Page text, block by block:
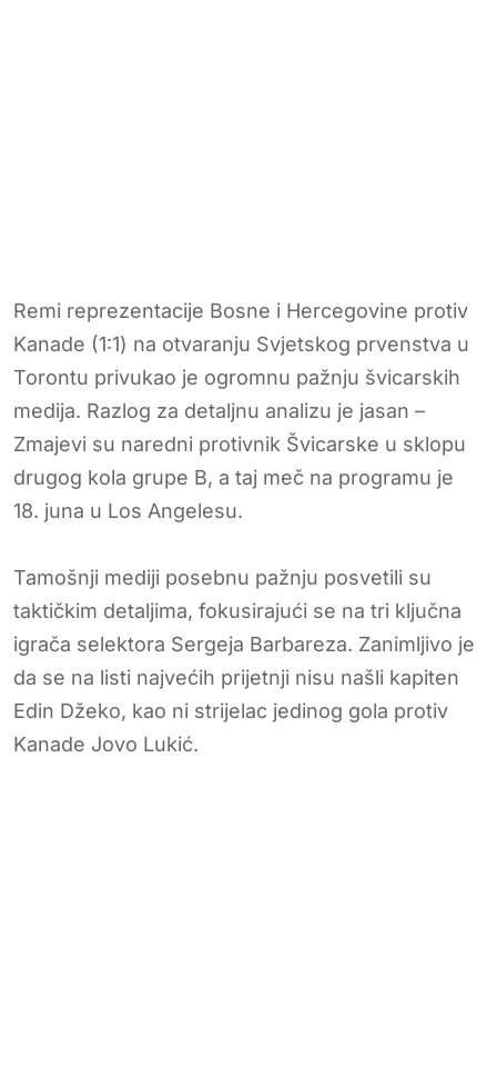
Remi reprezentacije Bosne i Hercegovine protiv
Kanade (1:1) na otvaranju Svjetskog prvenstva u
Torontu privukao je ogromnu pažnju švicarskih
medija. Razlog za detaljnu analizu je jasan –
Zmajevi su naredni protivnik Švicarske u sklopu
drugog kola grupe B, a taj meč na programu je
18. juna u Los Angelesu.
Tamošnji mediji posebnu pažnju posvetili su
taktičkim detaljima, fokusirajući se na tri ključna
igrača selektora Sergeja Barbareza. Zanimljivo je
da se na listi najvećih prijetnji nisu našli kapiten
Edin Džeko, kao ni strijelac jedinog gola protiv
Kanade Jovo Lukić.